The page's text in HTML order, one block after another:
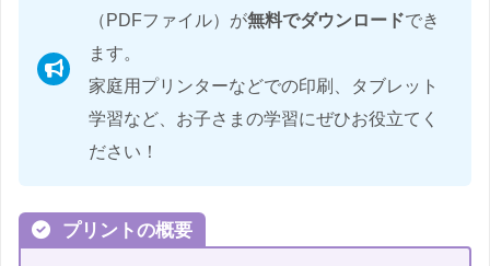
（PDFファイル）が無料でダウンロードでき
ます。
家庭用プリンターなどでの印刷、タブレット
学習など、お子さまの学習にぜひお役立てく
ださい！
プリントの概要